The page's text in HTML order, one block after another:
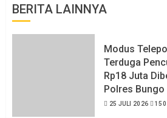
BERITA LAINNYA
Modus
Terduga
Rp18 Juta
Polres Bungo
25 JULI 2026 150